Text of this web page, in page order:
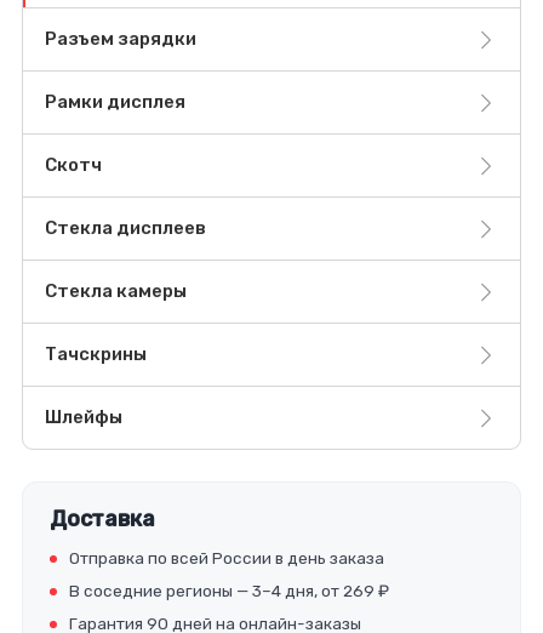
Разъем зарядки
Рамки дисплея
Скотч
Стекла дисплеев
Стекла камеры
Тачскрины
Шлейфы
Доставка
Отправка по всей России в день заказа
В соседние регионы — 3–4 дня, от 269 ₽
Гарантия 90 дней на онлайн-заказы